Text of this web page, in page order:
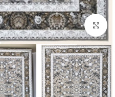
بزرگنمایی تصویر